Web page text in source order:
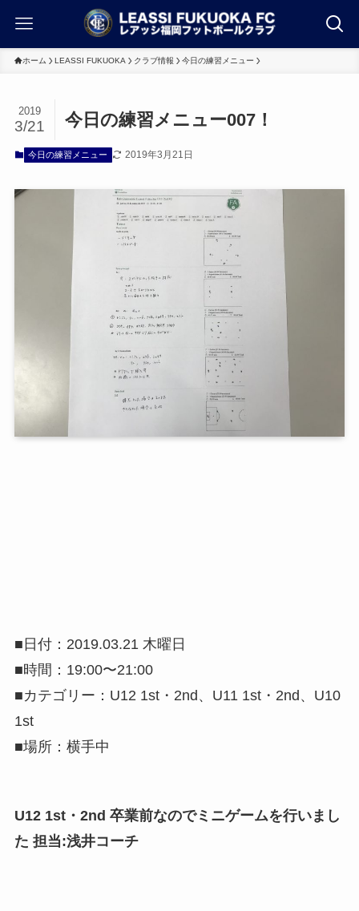
ホーム LEASSI FUKUOKA クラブ情報 今日の練習メニュー
今日の練習メニュー007！
2019
3/21
今日の練習メニュー 2019年3月21日
■日付：2019.03.21 木曜日
■時間：19:00〜21:00
■カテゴリー：U12 1st・2nd、U11 1st・2nd、U10
1st
■場所：横手中
U12 1st・2nd 卒業前なのでミニゲームを行いまし
た 担当:浅井コーチ